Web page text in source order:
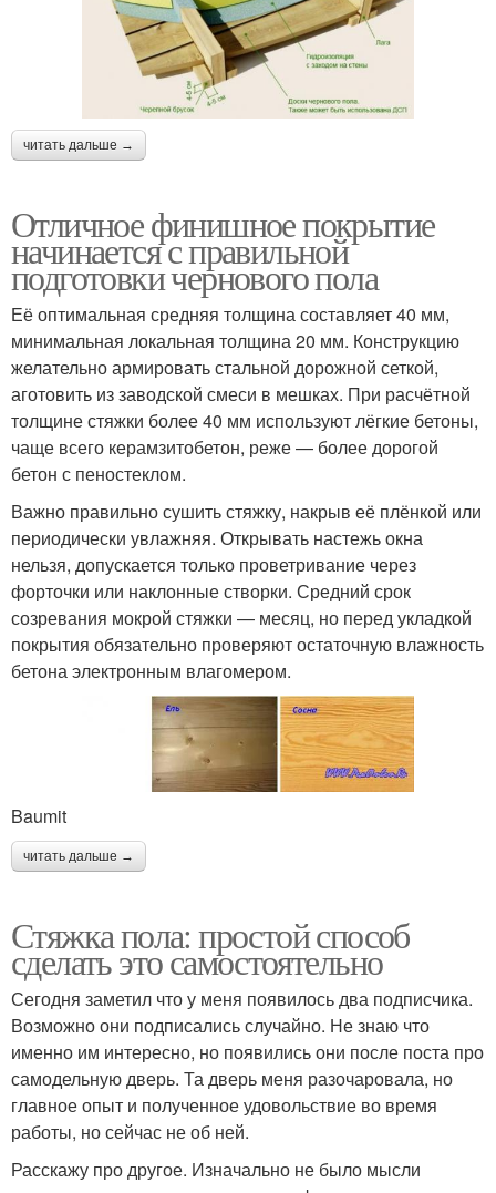
читать дальше →
Отличное финишное покрытие
начинается с правильной
подготовки чернового пола
Её оптимальная средняя толщина составляет 40 мм,
минимальная локальная толщина 20 мм. Конструкцию
желательно армировать стальной дорожной сеткой,
аготовить из заводской смеси в мешках. При расчётной
толщине стяжки более 40 мм используют лёгкие бетоны,
чаще всего керамзитобетон, реже — более дорогой
бетон с пеностеклом.
Важно правильно сушить стяжку, накрыв её плёнкой или
периодически увлажняя. Открывать настежь окна
нельзя, допускается только проветривание через
форточки или наклонные створки. Средний срок
созревания мокрой стяжки — месяц, но перед укладкой
покрытия обязательно проверяют остаточную влажность
бетона электронным влагомером.
Baumit
читать дальше →
Стяжка пола: простой способ
сделать это самостоятельно
Сегодня заметил что у меня появилось два подписчика.
Возможно они подписались случайно. Не знаю что
именно им интересно, но появились они после поста про
самодельную дверь. Та дверь меня разочаровала, но
главное опыт и полученное удовольствие во время
работы, но сейчас не об ней.
Расскажу про другое. Изначально не было мысли